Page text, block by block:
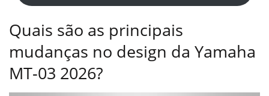
Quais são as principais
mudanças no design da Yamaha
MT-03 2026?